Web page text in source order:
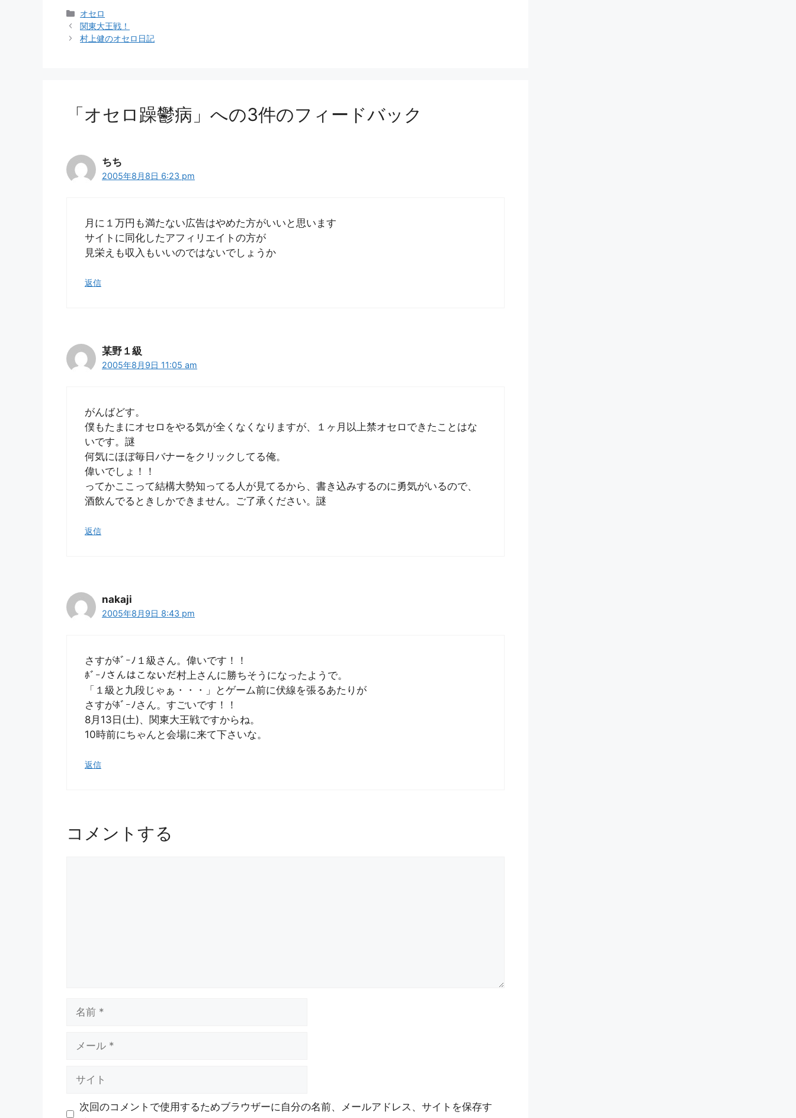
カ
テ
ゴ
オセロ
関東大王戦！
村上健のオセロ日記
「オセロ躁鬱病」への3件のフィードバック
ちち
2005年8月8日 6:23 pm
月に１万円も満たない広告はやめた方がいいと思います
サイトに同化したアフィリエイトの方が
見栄えも収入もいいのではないでしょうか
返信
某野１級
2005年8月9日 11:05 am
がんばどす。
僕もたまにオセロをやる気が全くなくなりますが、１ヶ月以上禁オセロできたことはな
いです。謎
何気にほぼ毎日バナーをクリックしてる俺。
偉いでしょ！！
ってかここって結構大勢知ってる人が見てるから、書き込みするのに勇気がいるので、
酒飲んでるときしかできません。ご了承ください。謎
返信
nakaji
2005年8月9日 8:43 pm
さすがﾎﾞｰﾉ１級さん。偉いです！！
ﾎﾞｰﾉさんはこないだ村上さんに勝ちそうになったようで。
「１級と九段じゃぁ・・・」とゲーム前に伏線を張るあたりが
さすがﾎﾞｰﾉさん。すごいです！！
8月13日(土)、関東大王戦ですからね。
10時前にちゃんと会場に来て下さいな。
返信
コメントする
次回のコメントで使用するためブラウザーに自分の名前、メールアドレス、サイトを保存す